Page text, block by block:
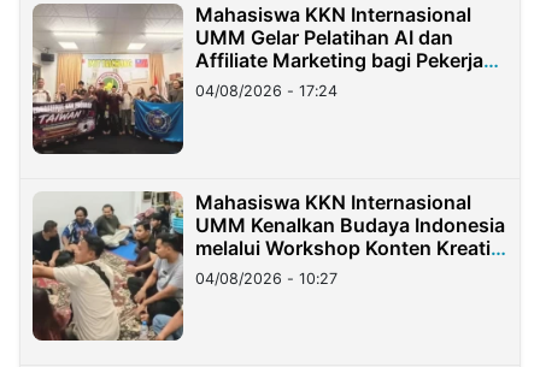
Mahasiswa KKN Internasional
UMM Gelar Pelatihan AI dan
Affiliate Marketing bagi Pekerja
Migran Indonesia di Taiwan
04/08/2026 - 17:24
Mahasiswa KKN Internasional
UMM Kenalkan Budaya Indonesia
melalui Workshop Konten Kreatif
di Taiwan
04/08/2026 - 10:27